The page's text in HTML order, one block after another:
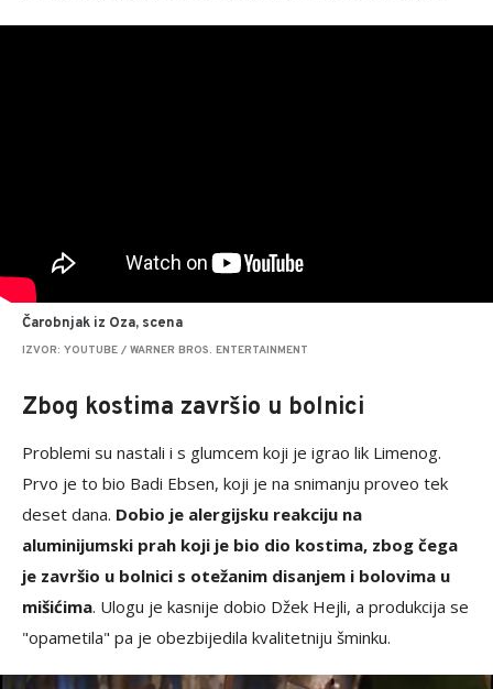
Čarobnjak iz Oza, scena
IZVOR: YOUTUBE / WARNER BROS. ENTERTAINMENT
Zbog kostima završio u bolnici
Problemi su nastali i s glumcem koji je igrao lik Limenog.
Prvo je to bio Badi Ebsen, koji je na snimanju proveo tek
deset dana. Dobio je alergijsku reakciju na
aluminijumski prah koji je bio dio kostima, zbog čega
je završio u bolnici s otežanim disanjem i bolovima u
mišićima. Ulogu je kasnije dobio Džek Hejli, a produkcija se
"opametila" pa je obezbijedila kvalitetniju šminku.